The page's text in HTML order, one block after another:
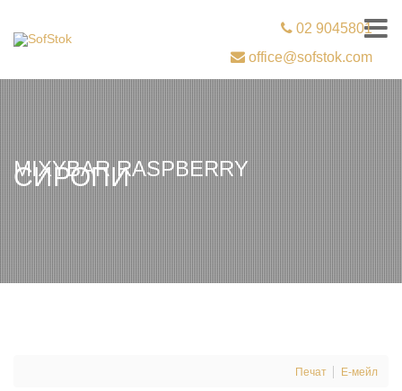
02 9045801
office@sofstok.com
СИРОПИ
MIXYBAR RASPBERRY
Печат Е-мейл